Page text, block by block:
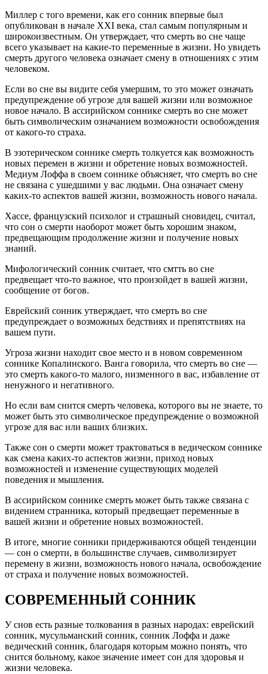
Миллер с того времени, как его сонник впервые был
опубликован в начале XXI века, стал самым популярным и
широкоизвестным. Он утверждает, что смерть во сне чаще
всего указывает на какие-то переменные в жизни. Но увидеть
смерть другого человека означает смену в отношениях с этим
человеком.
Если во сне вы видите себя умершим, то это может означать
предупреждение об угрозе для вашей жизни или возможное
новое начало. В ассирийском соннике смерть во сне может
быть символическим означанием возможности освобождения
от какого-то страха.
В эзотерическом соннике смерть толкуется как возможность
новых перемен в жизни и обретение новых возможностей.
Медиум Лоффа в своем соннике объясняет, что смерть во сне
не связана с ушедшими у вас людьми. Она означает смену
каких-то аспектов вашей жизни, возможность нового начала.
Хассе, французский психолог и страшный сновидец, считал,
что сон о смерти наоборот может быть хорошим знаком,
предвещающим продолжение жизни и получение новых
знаний.
Мифологический сонник считает, что смтть во сне
предвещает что-то важное, что произойдет в вашей жизни,
сообщение от богов.
Еврейский сонник утверждает, что смерть во сне
предупреждает о возможных бедствиях и препятствиях на
вашем пути.
Угроза жизни находит свое место и в новом современном
соннике Копалинского. Ванга говорила, что смерть во сне —
это смерть какого-то малого, низменного в вас, избавление от
ненужного и негативного.
Но если вам снится смерть человека, которого вы не знаете, то
может быть это символическое предупреждение о возможной
угрозе для вас или ваших близких.
Также сон о смерти может трактоваться в ведическом соннике
как смена каких-то аспектов жизни, приход новых
возможностей и изменение существующих моделей
поведения и мышления.
В ассирийском соннике смерть может быть также связана с
видением странника, который предвещает переменные в
вашей жизни и обретение новых возможностей.
В итоге, многие сонники придерживаются общей тенденции
— сон о смерти, в большинстве случаев, символизирует
перемену в жизни, возможность нового начала, освобождение
от страха и получение новых возможностей.
СОВРЕМЕННЫЙ СОННИК
У снов есть разные толкования в разных народах: еврейский
сонник, мусульманский сонник, сонник Лоффа и даже
ведический сонник, благодаря которым можно понять, что
снится больному, какое значение имеет сон для здоровья и
жизни человека.